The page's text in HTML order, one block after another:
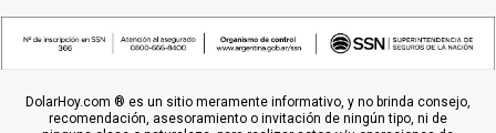
DolarHoy.com ® es un sitio meramente informativo, y no brinda consejo,
recomendación, asesoramiento o invitación de ningún tipo, ni de